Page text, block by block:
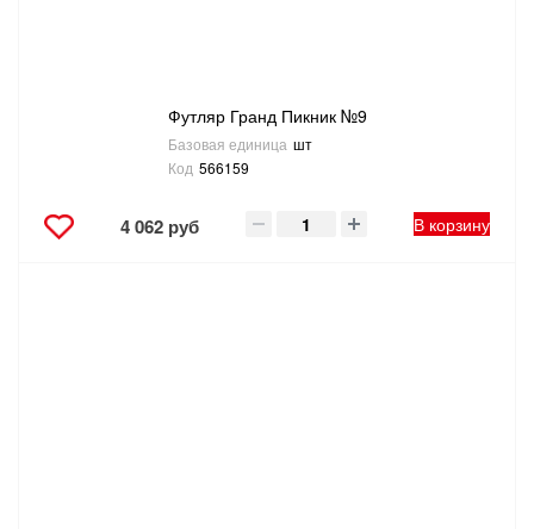
Футляр Гранд Пикник №9
Базовая единица шт
Код 566159
4 062 руб В корзину